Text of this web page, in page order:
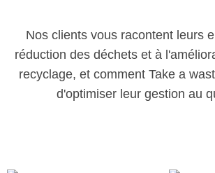
Nos clients vous racontent leurs
réduction des déchets et à
recyclage, et comment Take a
d'optimiser leur gestion au